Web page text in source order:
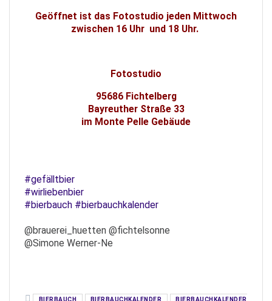
Geöffnet ist das Fotostudio jeden Mittwoch
zwischen 16 Uhr und 18 Uhr.
Fotostudio
95686 Fichtelberg
Bayreuther Straße 33
im Monte Pelle Gebäude
#gefälltbier
#wirliebenbier
#bierbauch #bierbauchkalender
@brauerei_huetten @fichtelsonne
@Simone Werner-Ne
BIERBAUCH BIERBAUCHKALENDER BIERBAUCHKALENDER